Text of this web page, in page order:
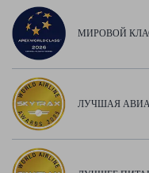
МИРОВОЙ
ЛУЧШАЯ